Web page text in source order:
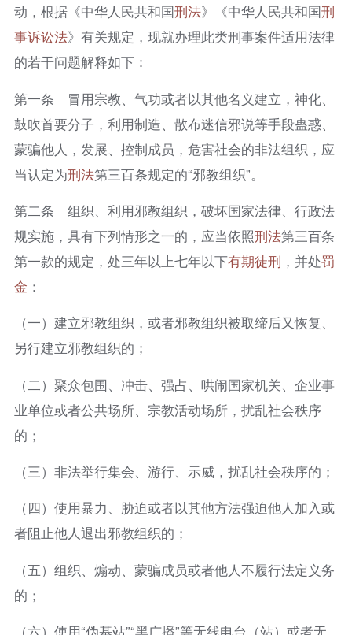
动，根据《中华人民共和国刑法》《中华人民共和国刑
事诉讼法》有关规定，现就办理此类刑事案件适用法律
的若干问题解释如下：
第一条 冒用宗教、气功或者以其他名义建立，神化、
鼓吹首要分子，利用制造、散布迷信邪说等手段蛊惑、
蒙骗他人，发展、控制成员，危害社会的非法组织，应
当认定为刑法第三百条规定的“邪教组织”。
第二条 组织、利用邪教组织，破坏国家法律、行政法
规实施，具有下列情形之一的，应当依照刑法第三百条
第一款的规定，处三年以上七年以下有期徒刑 ，并处罚
金 ：
（一）建立邪教组织，或者邪教组织被取缔后又恢复、
另行建立邪教组织的；
（二）聚众包围、冲击、强占、哄闹国家机关、企业事
业单位或者公共场所、宗教活动场所，扰乱社会秩序
的；
（三）非法举行集会、游行、示威，扰乱社会秩序的；
（四）使用暴力、胁迫或者以其他方法强迫他人加入或
者阻止他人退出邪教组织的；
（五）组织、煽动、蒙骗成员或者他人不履行法定义务
的；
（六）使用“伪基站”“黑广播”等无线电台（站）或者无